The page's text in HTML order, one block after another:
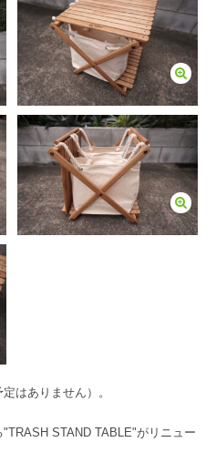
はありません）。
STAND TABLE"がリニュー